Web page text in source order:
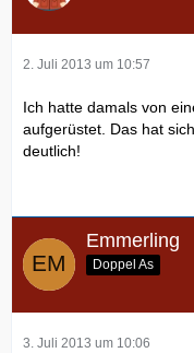
2. Juli 2013 um 10:57
Ich hatte damals von
aufgerüstet. Das hat
deutlich!
Emmerling
Doppel As
3. Juli 2013 um 10:06